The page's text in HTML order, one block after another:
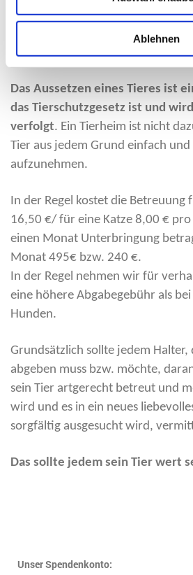
Ablehnen
Der Hinweis, dass das Tier sonst
ändert nichts an der Einforderung
Abgabegebühr.
Das Aussetzen eines Tieres ist
das Tierschutzgesetz ist und
verfolgt. Ein Tierheim ist nicht
Tier aus jedem Grund einfach und
aufzunehmen.
In der Regel kostet die Betreuung
16,50 €/ für eine Katze 8,00 € pro
einen Monat Unterbringung
Monat 495€ bzw. 240 €.
In der Regel nehmen wir für
eine höhere Abgabegebühr als
Hunden.
Grundsätzlich sollte jedem Halter,
abgeben muss bzw. möchte,
sein Tier artgerecht betreut und
wird und es in ein neues
sorgfältig ausgesucht wird,
Das sollte jedem sein Tier wert
Unser Spendenkonto: